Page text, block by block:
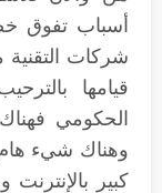
أسباب تفوق
شركات
قيامها
الحكومي فهناك
وهناك شيء هام
كبير